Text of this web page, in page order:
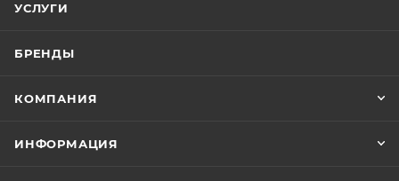
УСЛУГИ
БРЕНДЫ
КОМПАНИЯ
ИНФОРМАЦИЯ